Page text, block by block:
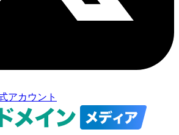
アカウント